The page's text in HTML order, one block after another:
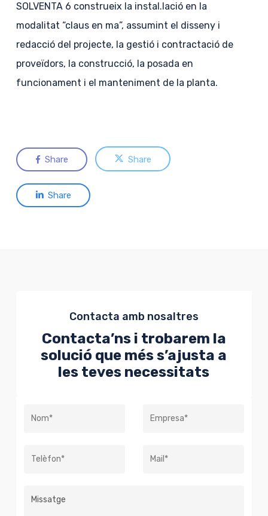
SOLVENTA 6 construeix la instal.lació en la
modalitat “claus en ma”, assumint el disseny i
redacció del projecte, la gestió i contractació de
proveïdors, la construcció, la posada en
funcionament i el manteniment de la planta.
Share Share
Share
Contacta amb nosaltres
Contacta’ns i trobarem la
solució que més s’ajusta a
les teves necessitats